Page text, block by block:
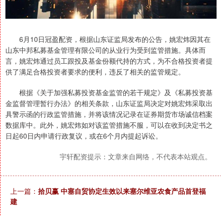
6月10日冠盈配资，根据山东证监局发布的公告，姚宏炜因其在
山东中邦私募基金管理有限公司的从业行为受到监管措施。具体而
言，姚宏炜通过员工跟投及基金份额代持的方式，为不合格投资者提
供了满足合格投资者要求的便利，违反了相关的监管规定。
根据《关于加强私募投资基金监管的若干规定》及《私募投资基
金监督管理暂行办法》的相关条款，山东证监局决定对姚宏炜采取出
具警示函的行政监管措施，并将该情况记录在证券期货市场诚信档案
数据库中。此外，姚宏炜如对该监管措施不服，可以在收到决定书之
日起60日内申请行政复议，或在6个月内提起诉讼。
宇轩配资提示：文章来自网络，不代表本站观点。
上一篇： 拾贝赢 中塞自贸协定生效以来塞尔维亚农食产品首登福
建